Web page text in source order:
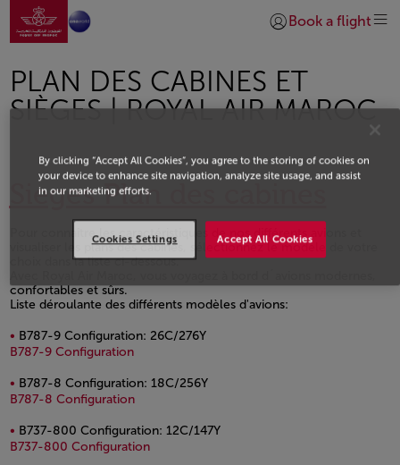
Saut au contenu principal
Aller à la page accueil
Se connecter |
Book a flight
PLAN DES CABINES ET
SIÈGES | ROYAL AIR MAROC
Sieges Plan des cabines
Pour connaître les caractéristiques de nos différents avions et
visualiser les plans des cabines, sélectionnez le modèle de votre
choix dans la liste ci-dessous.
confortables et sûrs.
Liste déroulante des différents modèles d'avions:
B787-9 Configuration: 26C/276Y
B787-9 ConfigurationFichier PDF, s'ouvre dans une nouvelle
B787-8 Configuration: 18C/256Y
B787-8 ConfigurationFichier PDF, s'ouvre dans une nouvelle
B737-800 Configuration: 12C/147Y
B737-800 ConfigurationFichier PDF, s'ouvre dans une nouvelle
By clicking “Accept All Cookies”, you agree to the storing of cookies on
your device to enhance site navigation, analyze site usage, and assist
in our marketing efforts.
Accept All Cookies
Cookies Settings